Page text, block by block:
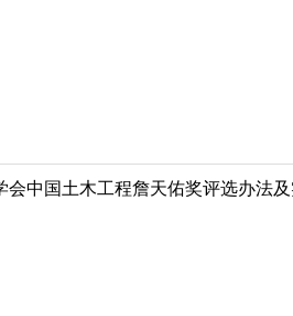
会中国土木工程詹天佑奖评选办法